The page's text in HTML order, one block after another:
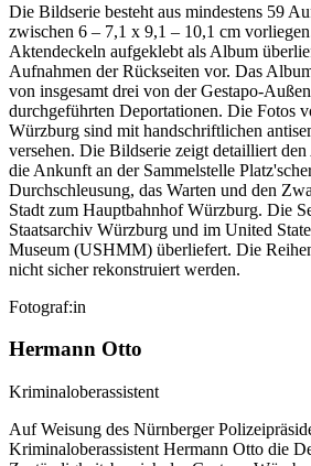
Die Bildserie besteht aus mindestens 59
zwischen 6 – 7,1 x 9,1 – 10,1 cm
Aktendeckeln aufgeklebt als Album
Aufnahmen der Rückseiten vor. Das
von insgesamt drei von der Gestapo-
durchgeführten Deportationen. Die Fotos
Würzburg sind mit handschriftlichen
versehen. Die Bildserie zeigt detailliert
die Ankunft an der Sammelstelle
Durchschleusung, das Warten und den
Stadt zum Hauptbahnhof Würzburg. Die
Staatsarchiv Würzburg und im United
Museum (USHMM) überliefert. Die
nicht sicher rekonstruiert werden.
Fotograf:in
Hermann Otto
Kriminaloberassistent
Auf Weisung des Nürnberger
Kriminaloberassistent Hermann Otto die